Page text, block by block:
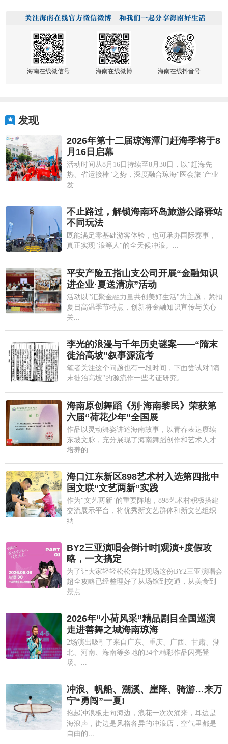
海南在线微信号 海南在线微博 海南在线抖音号
发现
2026年第十二届琼海潭门赶海季将于8
月16日启幕
活动时间从8月16日持续至8月30日，以"赶海先
热、省运接棒"之势，深度融合琼海"医会旅"产业
发...
不止路过，解锁海南环岛旅游公路驿站
不同玩法
既能满足零基础游客体验，也可承办国际赛事，
真正实现"浪等人"的全天候冲浪。...
平安产险五指山支公司开展“金融知识
进企业·夏送清凉”活动
活动以"汇聚金融力量共创美好生活"为主题，紧扣
夏日高温季节特点，创新将金融知识宣传与关心
关...
李光的浪漫与千年历史谜案——“隋末
徙治高坡”叙事源流考
笔者关注这个问题也有一段时间，下面尝试对"隋
末徙治高坡"的源流作一些考证研究。...
海南原创舞蹈《别·海南黎民》荣获第
六届“荷花少年”全国展
作品以灵动舞姿讲述海南故事，以青春表达赓续
东坡文脉，充分展现了海南舞蹈创作和艺术人才
培养的...
海口江东新区898艺术村入选第四批中
国文联“文艺两新”实践
作为"文艺两新"的重要阵地，898艺术村积极搭建
交流展示平台，将优秀新文艺群体和新文艺组织
纳...
BY2三亚演唱会倒计时|观演+度假攻
略，一文搞定
为了让大家轻轻松松奔赴现场这份BY2三亚演唱会
超全攻略已经整理好了从场馆到交通，从美食到
景点...
2026年“小荷风采”精品剧目全国巡演
走进善舞之城海南琼海
2场演出吸引了来自广东、重庆、广西、甘肃、湖
北、河南、海南等多地的34个精彩作品闪亮登
场。...
冲浪、帆船、溯溪、崖降、骑游…来万
宁“勇闯”一夏!
抱起冲浪板走向海边，浪花一次次涌来，耳边是
海浪声，街边是风格各异的冲浪店，空气里都是
自由的...